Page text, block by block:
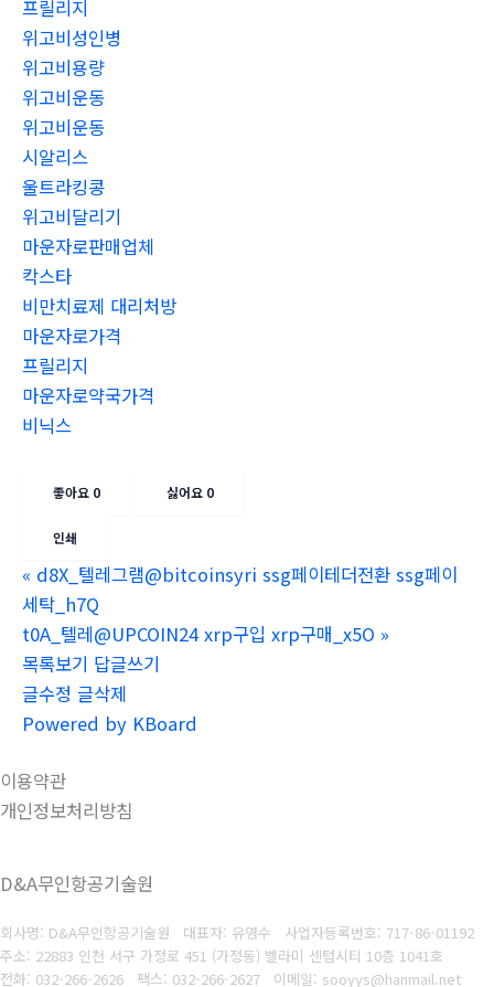
프릴리지
위고비성인병
위고비용량
위고비운동
위고비운동
시알리스
울트라킹콩
위고비달리기
마운자로판매업체
칵스타
비만치료제 대리처방
마운자로가격
프릴리지
마운자로약국가격
비닉스
좋아요 0 싫어요 0
인쇄
« d8X_텔레그램@bitcoinsyri ssg페이테더전환 ssg페이
세탁_h7Q
t0A_텔레@UPCOIN24 xrp구입 xrp구매_x5O »
목록보기 답글쓰기
글수정 글삭제
Powered by KBoard
이용약관
개인정보처리방침
D&A무인항공기술원
회사명: D&A무인항공기술원 대표자: 유영수 사업자등록번호: 717-86-01192
주소: 22883 인천 서구 가정로 451 (가정동) 벨라미 센텀시티 10층 1041호
전화: 032-266-2626
팩스: 032-266-2627 이메일: sooyys@hanmail.net